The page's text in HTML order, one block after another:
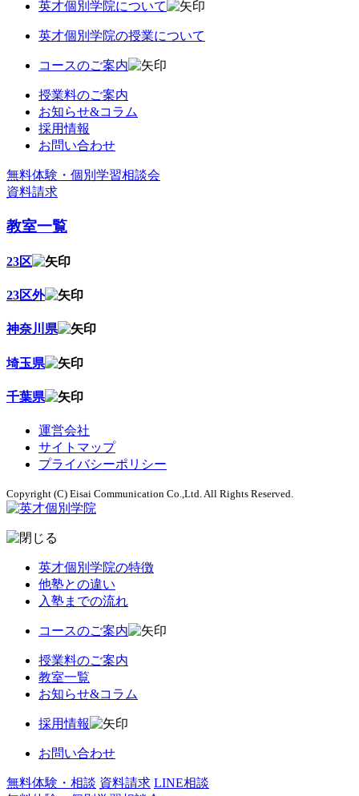
英才個別学院について
英才個別学院の授業について
コースのご案内
授業料のご案内
お知らせ&コラム
採用情報
お問い合わせ
無料体験・個別学習相談会
資料請求
教室一覧
23区
23区外
神奈川県
埼玉県
千葉県
運営会社
サイトマップ
プライバシーポリシー
Copyright (C) Eisai Communication Co.,Ltd. All Rights Reserved.
英才個別学院の特徴
他塾との違い
入塾までの流れ
コースのご案内
授業料のご案内
教室一覧
お知らせ&コラム
採用情報
お問い合わせ
無料体験・相談 資料請求 LINE相談